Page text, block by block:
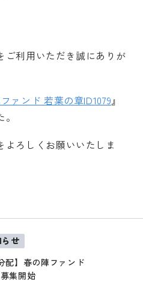
ご利用いただき誠にありが
ァンド 若葉の章ID1079』
ろしくお願いいたしま
せ
配】春の陣ファンド
集開始